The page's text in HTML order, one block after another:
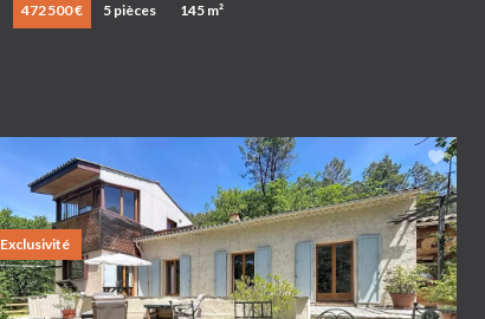
472 500 € 5 pièces 145 m²
Exclusivité